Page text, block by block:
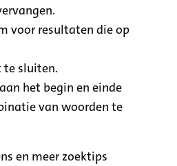
voor resultaten die op
te sluiten.
aan het begin en einde
van woorden te
en meer zoektips